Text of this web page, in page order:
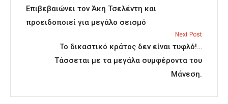
Επιβεβαιώνει τον Άκη Τσελέντη και
προειδοποιεί για μεγάλο σεισμό
Next Post
Το δικαστικό κράτος δεν είναι τυφλό!…
Τάσσεται με τα μεγάλα συμφέροντα του
Μάνεση.